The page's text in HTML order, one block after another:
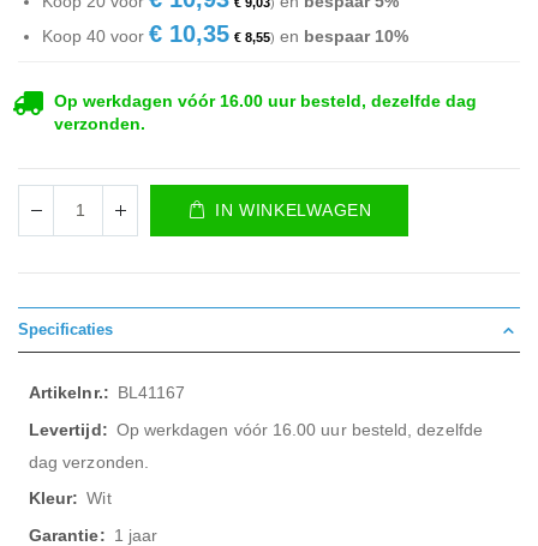
€ 9,03
Koop 40 voor € 10,35 € 8,55 en bespaar10%
Op werkdagen vóór 16.00 uur besteld, dezelfde dag
verzonden.
IN WINKELWAGEN
Specificaties
Meer
informatie
BL41167
Op werkdagen vóór 16.00 uur besteld, dezelfde
dag verzonden.
Wit
1 jaar